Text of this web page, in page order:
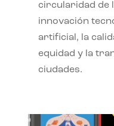
circularidad de
innovación
artificial, la
equidad y la
ciudades.